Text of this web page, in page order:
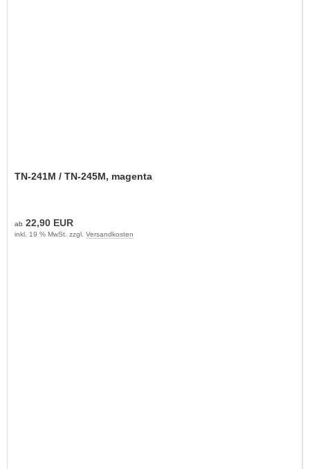
TN-241M / TN-245M, magenta
ab 22,90 EUR
inkl. 19 % MwSt. zzgl. Versandkosten